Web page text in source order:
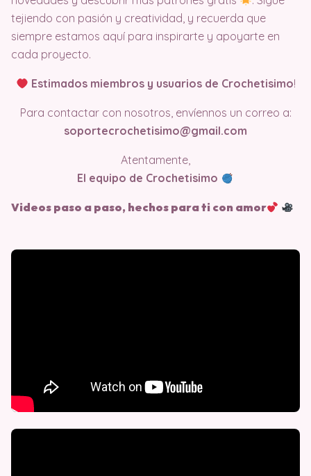
tejiendo con pasión y creatividad, y recuerda que
siempre estamos aquí para inspirarte y apoyarte en
cada proyecto.
Estimados miembros y usuarios de Crochetisimo!
Para contactar con nosotros, envíennos un correo a:
soportecrochetisimo@gmail.com
Atentamente,
El equipo de Crochetisimo
Videos paso a paso, hechos para ti con amor